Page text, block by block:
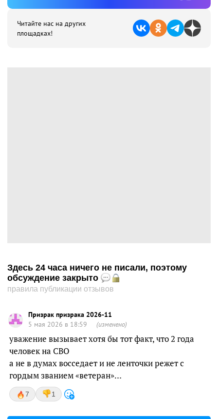
Читайте нас на других
площадках!
Здесь 24 часа ничего не писали, поэтому
обсуждение закрыто
правила публикации отзывов
Призрак призрака 2026-11
5 мая 2026 в 18:59
(изменено)
уважение вызывает хотя бы тот факт, что 2 года
человек на СВО
а не в думах восседает и не ленточки режет с
гордым званием «ветеран»…
7 1